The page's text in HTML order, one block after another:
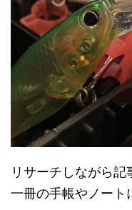
リサーチしながら
一冊の手帳やノート